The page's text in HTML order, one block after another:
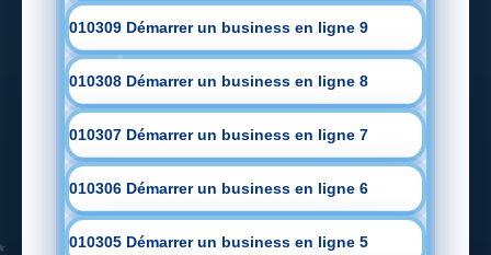
010309 Démarrer un business en ligne 9
010308 Démarrer un business en ligne 8
010307 Démarrer un business en ligne 7
010306 Démarrer un business en ligne 6
010305 Démarrer un business en ligne 5